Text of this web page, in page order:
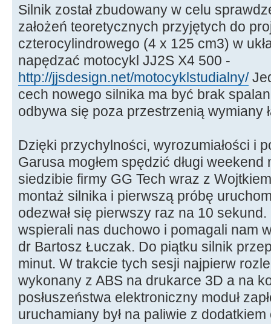
Silnik został zbudowany w celu
założeń teoretycznych przyjętych do
czterocylindrowego (4 x 125 cm3) w
napędzać motocykl JJ2S X4 500 -
http://jjsdesign.net/motocyklstudialny/
cech nowego silnika ma być brak
odbywa się poza przestrzenią wymiany
Dzięki przychylności, wyrozumiałości i
Garusa mogłem spędzić długi
siedzibie firmy GG Tech wraz z
montaż silnika i pierwszą próbę
odezwał się pierwszy raz na 10
wspierali nas duchowo i pomagali nam
dr Bartosz Łuczak. Do piątku silnik
minut. W trakcie tych sesji najpierw
wykonany z ABS na drukarce 3D a na
posłuszeństwa elektroniczny moduł
uruchamiany był na paliwie z